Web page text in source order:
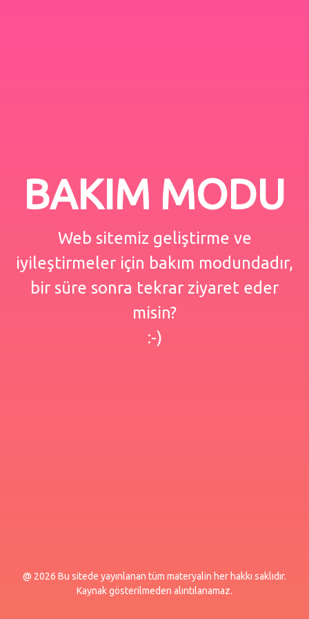
BAKIM MODU
Web sitemiz geliştirme ve
iyileştirmeler için bakım modundadır,
bir süre sonra tekrar ziyaret eder
misin?
:-)
@ 2026 Bu sitede yayınlanan tüm materyalin her hakkı saklıdır.
Kaynak gösterilmeden alıntılanamaz.